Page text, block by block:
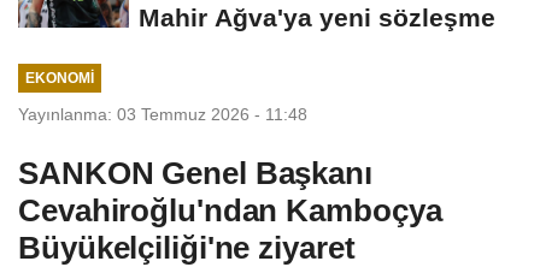
Mahir Ağva'ya yeni sözleşme
EKONOMI
Yayınlanma: 03 Temmuz 2026 - 11:48
SANKON Genel Başkanı
Cevahiroğlu'ndan Kamboçya
Büyükelçiliği'ne ziyaret